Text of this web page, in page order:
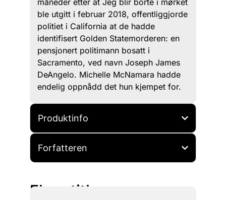
ble utgitt i februar 2018, offentliggjorde
politiet i California at de hadde
identifisert Golden Statemorderen: en
pensjonert politimann bosatt i
Sacramento, ved navn Joseph James
DeAngelo. Michelle McNamara hadde
endelig oppnådd det hun kjempet for.
Produktinfo
Forfatteren
Flere titler